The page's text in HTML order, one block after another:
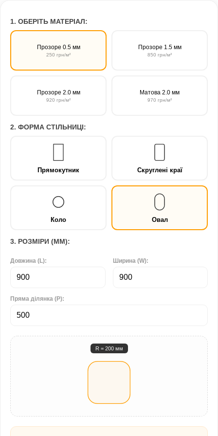
1. ОБЕРІТЬ МАТЕРІАЛ:
Прозоре 0.5 мм
250 грн/м²
Прозоре 1.5 мм
850 грн/м²
Прозоре 2.0 мм
920 грн/м²
Матова 2.0 мм
970 грн/м²
2. ФОРМА СТІЛЬНИЦІ:
Прямокутник Скруглені краї
Коло Овал
3. РОЗМІРИ (ММ):
Довжина (L): Ширина (W):
Пряма ділянка (P):
R = 200 мм